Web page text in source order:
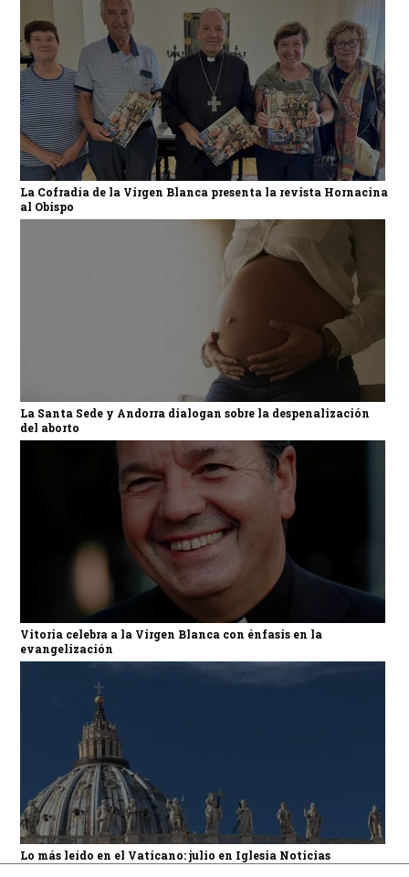
La Cofradía de la Virgen Blanca presenta la revista Hornacina
al Obispo
La Santa Sede y Andorra dialogan sobre la despenalización
del aborto
Vitoria celebra a la Virgen Blanca con énfasis en la
evangelización
Lo más leído en el Vaticano: julio en Iglesia Noticias